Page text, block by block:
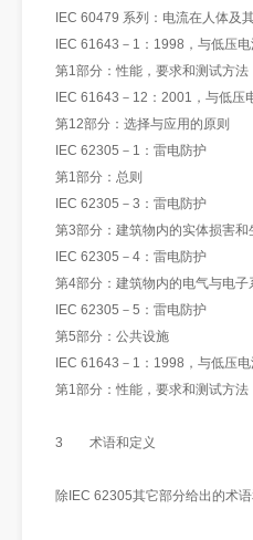
IEC 60479 系列：电流在人体及
IEC 61643－1：1998，与低压
第1部分：性能，要求和测试方法
IEC 61643－12：2001，与低压
第12部分：选择与应用的原则
IEC 62305－1：雷电防护
第1部分：总则
IEC 62305－3：雷电防护
第3部分：建筑物内的实体损害和
IEC 62305－4：雷电防护
第4部分：建筑物内的电气与电子
IEC 62305－5：雷电防护
第5部分：公共设施
IEC 61643－1：1998，与低压
第1部分：性能，要求和测试方法
3 术语和定义
除IEC 62305其它部分给出的术